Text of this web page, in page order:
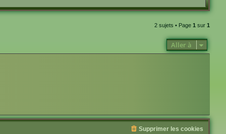
2 sujets • Page 1 sur 1
Aller à
Supprimer les cookies